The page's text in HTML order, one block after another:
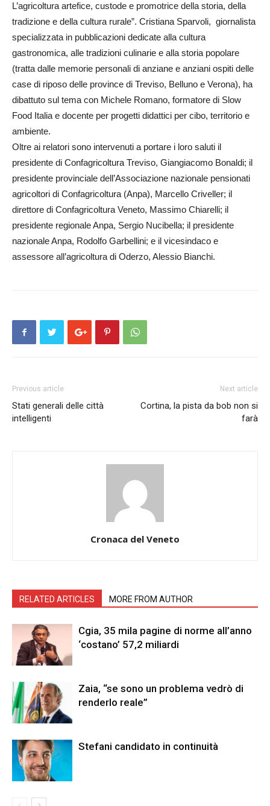
L’agricoltura artefice, custode e promotrice della storia, della
tradizione e della cultura rurale”. Cristiana Sparvoli, giornalista
specializzata in pubblicazioni dedicate alla cultura
gastronomica, alle tradizioni culinarie e alla storia popolare
(tratta dalle memorie personali di anziane e anziani ospiti delle
case di riposo delle province di Treviso, Belluno e Verona), ha
dibattuto sul tema con Michele Romano, formatore di Slow
Food Italia e docente per progetti didattici per cibo, territorio e
ambiente.
Oltre ai relatori sono intervenuti a portare i loro saluti il
presidente di Confagricoltura Treviso, Giangiacomo Bonaldi; il
presidente provinciale dell’Associazione nazionale pensionati
agricoltori di Confagricoltura (Anpa), Marcello Criveller; il
direttore di Confagricoltura Veneto, Massimo Chiarelli; il
presidente regionale Anpa, Sergio Nucibella; il presidente
nazionale Anpa, Rodolfo Garbellini; e il vicesindaco e
assessore all’agricoltura di Oderzo, Alessio Bianchi.
Previous article
Stati generali delle città
intelligenti
Next article
Cortina, la pista da bob non si
farà
Cronaca del Veneto
RELATED ARTICLES MORE FROM AUTHOR
Cgia, 35 mila pagine di norme all’anno
‘costano’ 57,2 miliardi
Zaia, “se sono un problema vedrò di
renderlo reale”
Stefani candidato in continuità